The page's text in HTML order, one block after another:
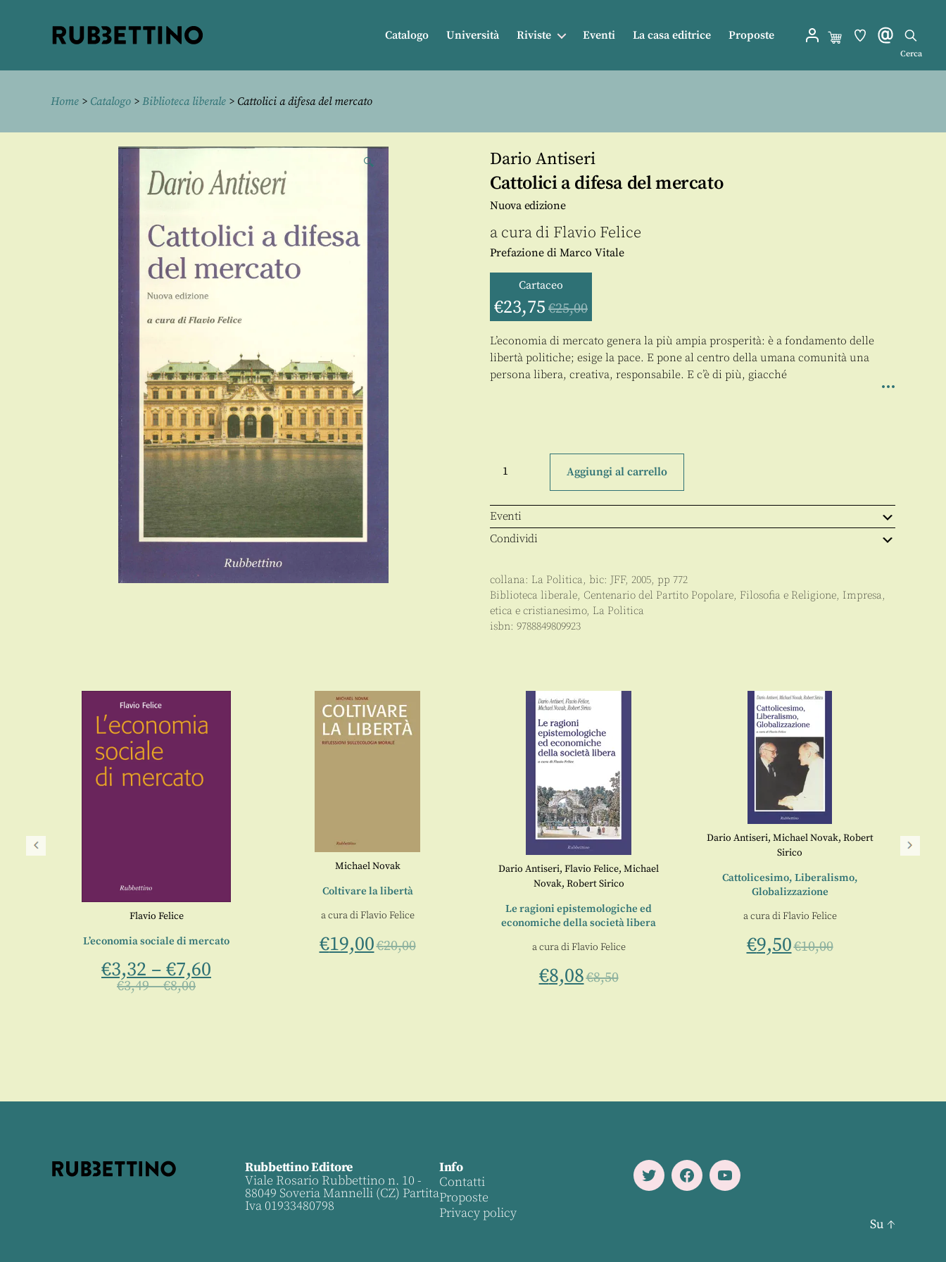
Catalogo Università Riviste Eventi La casa editrice Proposte
Cerca
Home > Catalogo > Biblioteca liberale > Cattolici a difesa del mercato
🔍 Dario Antiseri
Cattolici a difesa del mercato
Nuova edizione
a cura di Flavio Felice
Prefazione di Marco Vitale
Cartaceo
€23,75 €25,00
L’economia di mercato genera la più ampia prosperità: è a fondamento delle
libertà politiche; esige la pace. E pone al centro della umana comunità una
persona libera, creativa, responsabile. E c’è di più, giacché
mercato
quantità
Aggiungi al carrello
Eventi
Condividi
collana: La Politica, bic: JFF, 2005, pp 772
Biblioteca liberale, Centenario del Partito Popolare, Filosofia e Religione, Impresa,
etica e cristianesimo, La Politica
isbn: 9788849809923
Flavio Felice
L’economia sociale di mercato
€3,32 – €7,60
€3,49–€8,00
Michael Novak
Coltivare la libertà
a cura diFlavio Felice
€19,00€20,00
Dario Antiseri, Flavio Felice, Michael
Novak, Robert Sirico
Le ragioni epistemologiche ed
economiche della società libera
a cura diFlavio Felice
€8,08€8,50
Dario Antiseri, Michael Novak, Robert
Sirico
Cattolicesimo, Liberalismo,
Globalizzazione
a cura diFlavio Felice
€9,50€10,00
Rubbettino Editore
Viale Rosario Rubbettino n. 10 -
88049 Soveria Mannelli (CZ) Partita
Iva 01933480798
Info
Contatti
Proposte
Privacy policy
TwitterFacebookYoutube
Su ↑